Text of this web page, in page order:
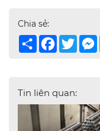
Chia sẻ:
ShareFacebook
Tin liên quan: